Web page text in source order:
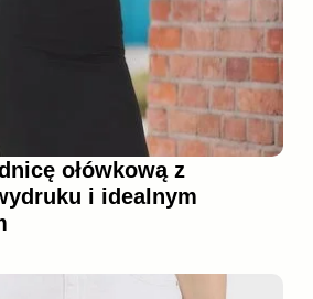
ołówkową z
i idealnym